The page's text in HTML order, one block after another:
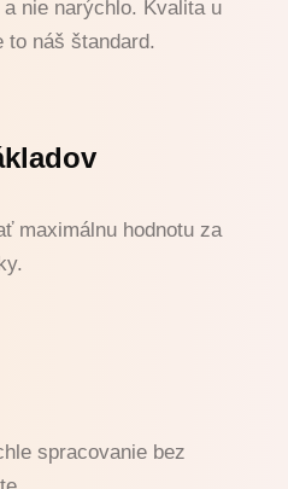
nie narýchlo. Kvalita u
to náš štandard.
maximálnu hodnotu za
spracovanie bez